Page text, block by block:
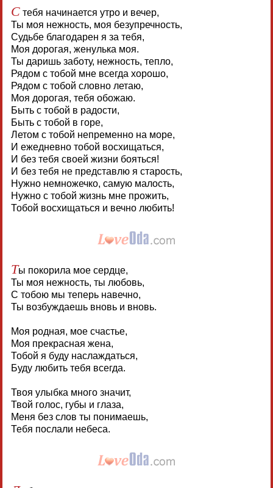
Стебя начинается утро и вечер,
Ты моя нежность, моя безупречность,
Судьбе благодарен я за тебя,
Моя дорогая, женулька моя.
Ты даришь заботу, нежность, тепло,
Рядом с тобой мне всегда хорошо,
Рядом с тобой словно летаю,
Моя дорогая, тебя обожаю.
Быть с тобой в радости,
Быть с тобой в горе,
Летом с тобой непременно на море,
И ежедневно тобой восхищаться,
И без тебя своей жизни бояться!
И без тебя не представлю я старость,
Нужно немножечко, самую малость,
Нужно с тобой жизнь мне прожить,
Тобой восхищаться и вечно любить!
Ты покорила мое сердце,
Ты моя нежность, ты любовь,
С тобою мы теперь навечно,
Ты возбуждаешь вновь и вновь.
Моя родная, мое счастье,
Моя прекрасная жена,
Тобой я буду наслаждаться,
Буду любить тебя всегда.
Твоя улыбка много значит,
Твой голос, губы и глаза,
Меня без слов ты понимаешь,
Тебя послали небеса.